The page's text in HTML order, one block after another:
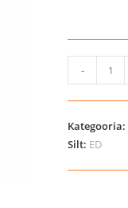
Equipage
Comfy
põlvikud
kogus
-
Kategooria:
Silt: ED